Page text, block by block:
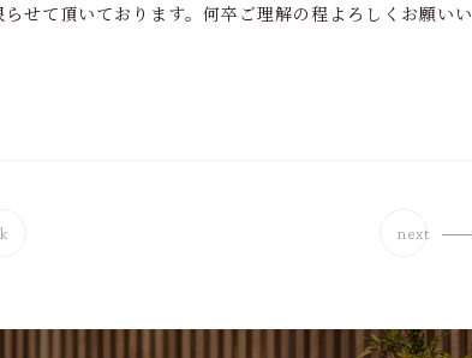
せて頂いております。何卒ご理解の程よろしくお願いい
next